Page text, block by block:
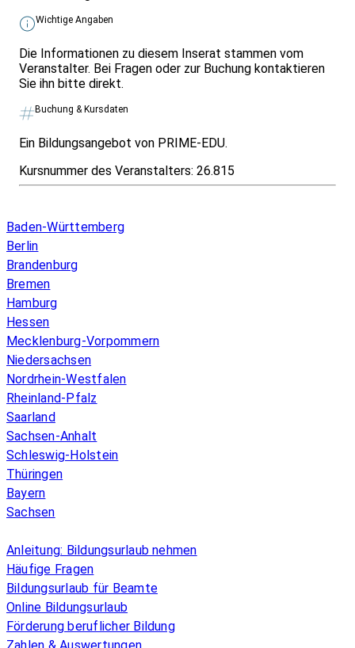
Wichtige Angaben
Die Informationen zu diesem Inserat stammen vom
Veranstalter. Bei Fragen oder zur Buchung kontaktieren
Sie ihn bitte direkt.
Buchung & Kursdaten
Ein Bildungsangebot von PRIME-EDU.
Kursnummer des Veranstalters: 26.815
Baden-Württemberg
Berlin
Brandenburg
Bremen
Hamburg
Hessen
Mecklenburg-Vorpommern
Niedersachsen
Nordrhein-Westfalen
Rheinland-Pfalz
Saarland
Sachsen-Anhalt
Schleswig-Holstein
Thüringen
Bayern
Sachsen
Anleitung: Bildungsurlaub nehmen
Häufige Fragen
Bildungsurlaub für Beamte
Online Bildungsurlaub
Förderung beruflicher Bildung